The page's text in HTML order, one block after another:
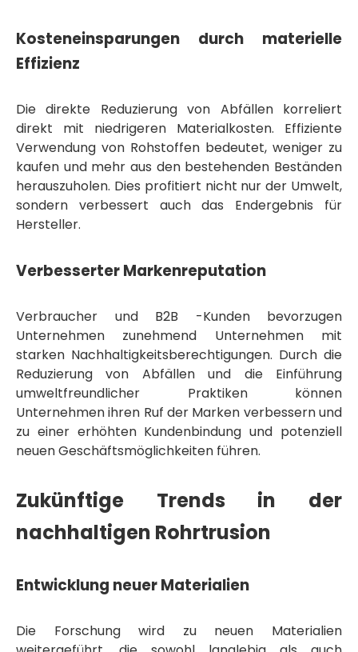
Kosteneinsparungen durch materielle
Effizienz
Die direkte Reduzierung von Abfällen korreliert
direkt mit niedrigeren Materialkosten. Effiziente
Verwendung von Rohstoffen bedeutet, weniger zu
kaufen und mehr aus den bestehenden Beständen
herauszuholen. Dies profitiert nicht nur der Umwelt,
sondern verbessert auch das Endergebnis für
Hersteller.
Verbesserter Markenreputation
Verbraucher und B2B -Kunden bevorzugen
Unternehmen zunehmend Unternehmen mit
starken Nachhaltigkeitsberechtigungen. Durch die
Reduzierung von Abfällen und die Einführung
umweltfreundlicher Praktiken können
Unternehmen ihren Ruf der Marken verbessern und
zu einer erhöhten Kundenbindung und potenziell
neuen Geschäftsmöglichkeiten führen.
Zukünftige Trends in der
nachhaltigen Rohrtrusion
Entwicklung neuer Materialien
Die Forschung wird zu neuen Materialien